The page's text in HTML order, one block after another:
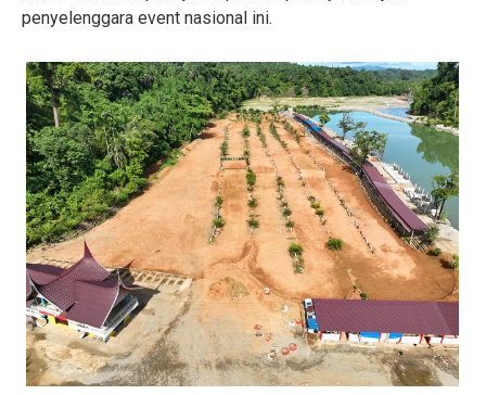
penyelenggara event nasional ini.